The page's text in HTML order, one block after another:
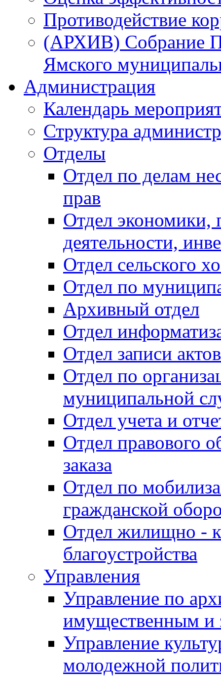
Противодействие
(АРХИВ) Собрание
Ямского
Администрация
Календарь
Структура
Отделы
Отдел по делам
прав
Отдел экономики,
деятельности,
Отдел сельского
Отдел по
Архивный отдел
Отдел
Отдел записи
Отдел по
муниципальной
Отдел учета и
Отдел правового
заказа
Отдел по
гражданской
Отдел жилищно -
благоустройства
Управления
Управление по
имущественным и
Управление
молодежной